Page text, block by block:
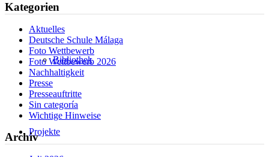
Bibliothek
Projekte
Kategorien
Aktuelles
Deutsche Schule Málaga
Foto Wettbewerb
Foto Wettbewerb 2026
Nachhaltigkeit
Presse
Presseauftritte
Sin categoría
Wichtige Hinweise
Archiv